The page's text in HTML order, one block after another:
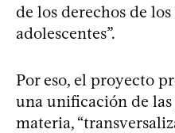
de los derechos de
adolescentes”.
Por eso, el proyecto
una unificación de
materia,